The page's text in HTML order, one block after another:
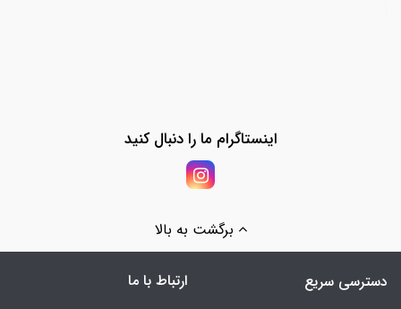
اینستاگرام ما را دنبال کنید
برگشت به بالا
دسترسی سریع ارتباط با ما